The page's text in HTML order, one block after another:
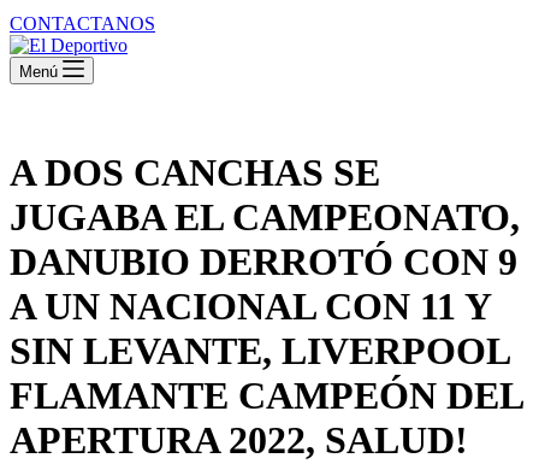
CONTACTANOS
Menú
A DOS CANCHAS SE
JUGABA EL CAMPEONATO,
DANUBIO DERROTÓ CON 9
A UN NACIONAL CON 11 Y
SIN LEVANTE, LIVERPOOL
FLAMANTE CAMPEÓN DEL
APERTURA 2022, SALUD!